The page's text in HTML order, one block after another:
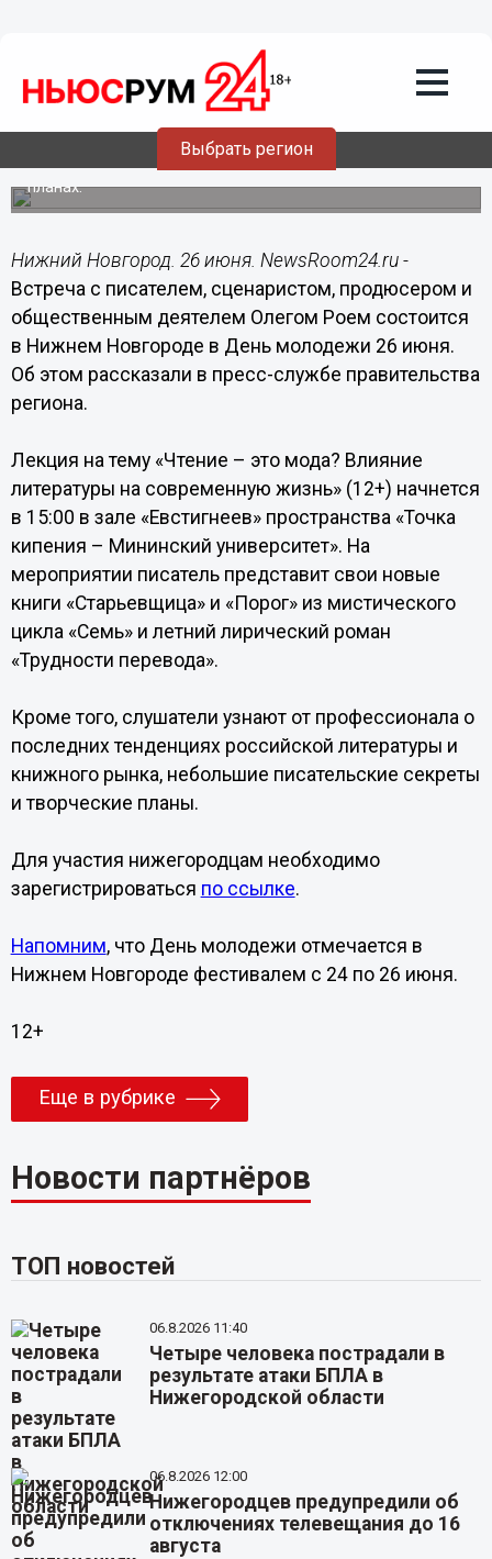
Выбрать регион
Встречу с писателем Олегом Роем
организуют в Нижнем Новгороде в
День молодежи
Литератор расскажет о своих новых книгах и творческих
планах.
Нижний Новгород. 26 июня. NewsRoom24.ru -
Встреча с писателем, сценаристом, продюсером и
общественным деятелем Олегом Роем состоится
в Нижнем Новгороде в День молодежи 26 июня.
Об этом рассказали в пресс-службе правительства
региона.
Лекция на тему «Чтение – это мода? Влияние
литературы на современную жизнь» (12+) начнется
в 15:00 в зале «Евстигнеев» пространства «Точка
кипения – Мининский университет». На
мероприятии писатель представит свои новые
книги «Старьевщица» и «Порог» из мистического
цикла «Семь» и летний лирический роман
«Трудности перевода».
Кроме того, слушатели узнают от профессионала о
последних тенденциях российской литературы и
книжного рынка, небольшие писательские секреты
и творческие планы.
Для участия нижегородцам необходимо
зарегистрироваться по ссылке.
Напомним, что День молодежи отмечается в
Нижнем Новгороде фестивалем с 24 по 26 июня.
12+
Еще в рубрике
Новости партнёров
ТОП новостей
06.8.2026 11:40
Четыре человека пострадали в
результате атаки БПЛА в
Нижегородской области
06.8.2026 12:00
Нижегородцев предупредили об
отключениях телевещания до 16
августа